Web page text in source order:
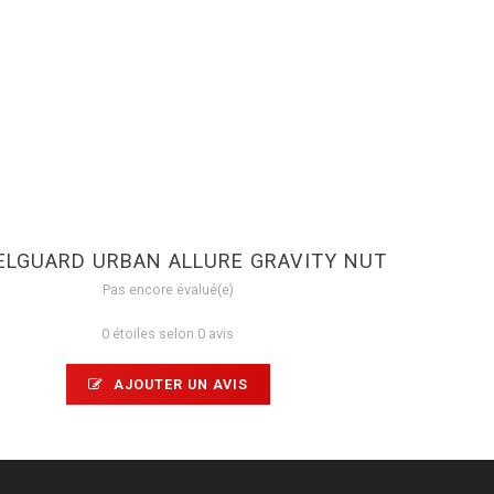
URBAN ALLURE GRAVITY NUT
Pas encore évalué(e)
0 étoiles selon 0 avis
AJOUTER UN AVIS